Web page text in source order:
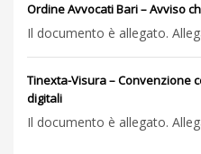
Ordine Avvocati Bari – Avviso
Il documento è allegato.
Tinexta-Visura – Convenzione
digitali
Il documento è allegato.